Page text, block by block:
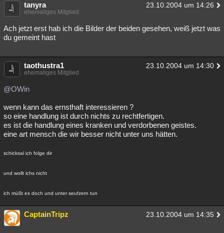
tanyra 23.10.2004 um 14:26
ehemaliges Mitglied
Ach jetzt erst hab ich die Bilder der beiden gesehen, weiß jetzt was
du gemeint hast
taothustra1 23.10.2004 um 14:30
ehemaliges Mitglied
@OWin
wenn kann das ernsthaft interessieren ?
so eine handlung ist durch nichts zu rechtfertigen.
es ist die handlung eines kranken und verdorbenen geistes.
eine art mensch die wir besser nicht unter uns hätten.
schicksal ich folge dir
und wollt ichs nicht
ich müßt es doch und unter seufzern tun
CaptainTripz 23.10.2004 um 14:35